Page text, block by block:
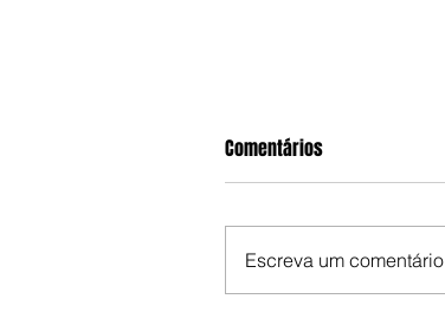
Comentários
Escreva um comentário